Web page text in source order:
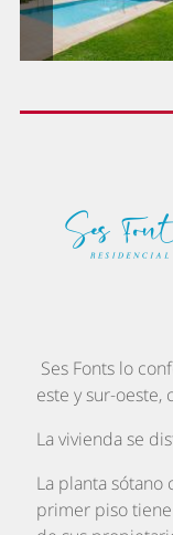
Ses Fonts lo
este y sur-oeste,
La vivienda se
La planta
primer piso